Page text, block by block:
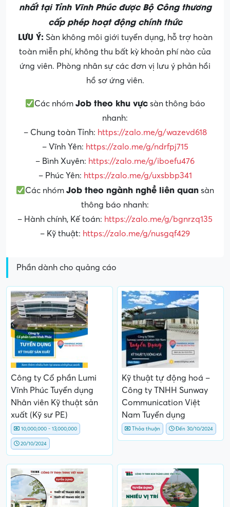
nhất tại Tỉnh Vĩnh Phúc được Bộ Công thương
cấp phép hoạt động chính thức
LƯU Ý: Sàn không môi giới tuyển dụng, hỗ trợ hoàn
toàn miễn phí, không thu bất kỳ khoản phí nào của
ứng viên. Phòng nhân sự các đơn vị lưu ý phản hồi
hồ sơ ứng viên.
Các nhóm Job theo khu vựcsàn thông báo
nhanh:
– Chung toàn Tỉnh: https://zalo.me/g/wazevd618
– Vĩnh Yên: https://zalo.me/g/ndrfpj715
– Bình Xuyên: https://zalo.me/g/iboefu476
– Phúc Yên: https://zalo.me/g/uxsbbp341
Các nhómJob theo ngành nghề liên quan sàn
thông báo nhanh:
– Hành chính, Kế toán: https://zalo.me/g/bgnrzq135
– Kỹ thuật: https://zalo.me/g/nusgqf429
Phần dành cho quảng cáo
Công ty Cổ phần Lumi
Vĩnh Phúc Tuyển dụng
Nhân viên Kỹ thuật sản
xuất (Kỹ sư PE)
10,000,000 - 13,000,000
20/10/2024
Kỹ thuật tự động hoá –
Công ty TNHH Sunway
Communication Việt
Nam Tuyển dụng
Thỏa thuận Đến 30/10/2024